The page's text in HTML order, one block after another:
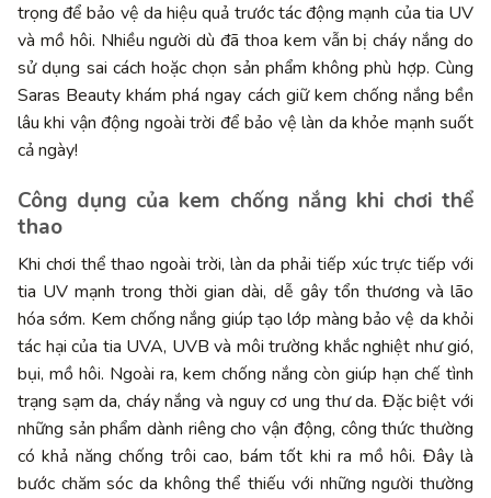
trọng để bảo vệ da hiệu quả trước tác động mạnh của tia UV
và mồ hôi. Nhiều người dù đã thoa kem vẫn bị cháy nắng do
sử dụng sai cách hoặc chọn sản phẩm không phù hợp. Cùng
Saras Beauty khám phá ngay cách giữ kem chống nắng bền
lâu khi vận động ngoài trời để bảo vệ làn da khỏe mạnh suốt
cả ngày!
Công dụng của kem chống nắng khi chơi thể
thao
Khi chơi thể thao ngoài trời, làn da phải tiếp xúc trực tiếp với
tia UV mạnh trong thời gian dài, dễ gây tổn thương và lão
hóa sớm. Kem chống nắng giúp tạo lớp màng bảo vệ da khỏi
tác hại của tia UVA, UVB và môi trường khắc nghiệt như gió,
bụi, mồ hôi. Ngoài ra, kem chống nắng còn giúp hạn chế tình
trạng sạm da, cháy nắng và nguy cơ ung thư da. Đặc biệt với
những sản phẩm dành riêng cho vận động, công thức thường
có khả năng chống trôi cao, bám tốt khi ra mồ hôi. Đây là
bước chăm sóc da không thể thiếu với những người thường